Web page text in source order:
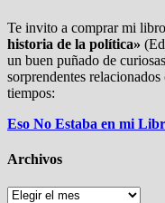
Te invito a comprar mi libro
historia de la política»
un buen puñado de
sorprendentes
tiempos:
Eso No Estaba en mi
Archivos
Archivos